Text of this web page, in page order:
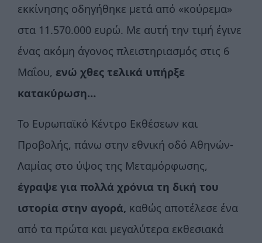
εκκίνησης οδηγήθηκε μετά από «κούρεμα»
στα 11.570.000 ευρώ. Με αυτή την τιμή έγινε
ένας ακόμη άγονος πλειστηριασμός στις 6
Μαΐου, ενώ χθες τελικά υπήρξε
κατακύρωση…
Το Ευρωπαϊκό Κέντρο Εκθέσεων και
Προβολής, πάνω στην εθνική οδό Αθηνών-
Λαμίας στο ύψος της Μεταμόρφωσης,
έγραψε για πολλά χρόνια τη δική του
ιστορία στην αγορά, καθώς αποτέλεσε ένα
από τα πρώτα και μεγαλύτερα εκθεσιακά